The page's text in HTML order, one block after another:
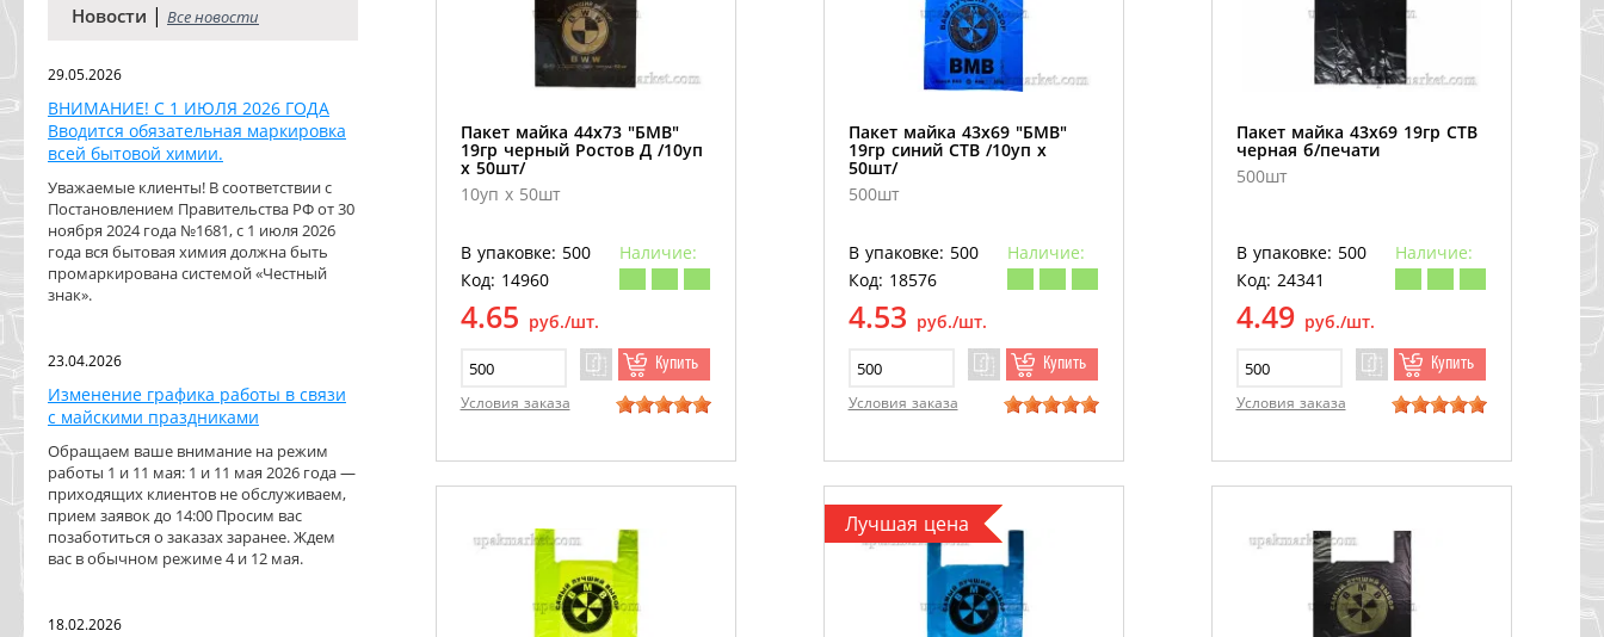
Новости | Все новости
29.05.2026
ВНИМАНИЕ! С 1 ИЮЛЯ 2026 ГОДА
Вводится обязательная маркировка
всей бытовой химии.
Уважаемые клиенты! В соответствии с
Постановлением Правительства РФ от 30
ноября 2024 года №1681, с 1 июля 2026
года вся бытовая химия должна быть
промаркирована системой «Честный
знак».
23.04.2026
Изменение графика работы в связи
с майскими праздниками
Обращаем ваше внимание на режим
работы 1 и 11 мая: 1 и 11 мая 2026 года —
приходящих клиентов не обслуживаем,
прием заявок до 14:00 Просим вас
позаботиться о заказах заранее. Ждем
вас в обычном режиме 4 и 12 мая.
18.02.2026
Пакет майка 44х73 "БМВ"
19гр черный Ростов Д /10уп
х 50шт/
10уп х 50шт
В упаковке: 500
Наличие:
Код: 14960
4.65 руб./шт.
Купить
Условия заказа
Пакет майка 43х69 "БМВ"
19гр синий СТВ /10уп х
50шт/
500шт
В упаковке: 500
Наличие:
Код: 18576
4.53 руб./шт.
Купить
Условия заказа
Пакет майка 43х69 19гр СТВ
черная б/печати
500шт
В упаковке: 500
Наличие:
Код: 24341
4.49 руб./шт.
Купить
Условия заказа
Лучшая цена